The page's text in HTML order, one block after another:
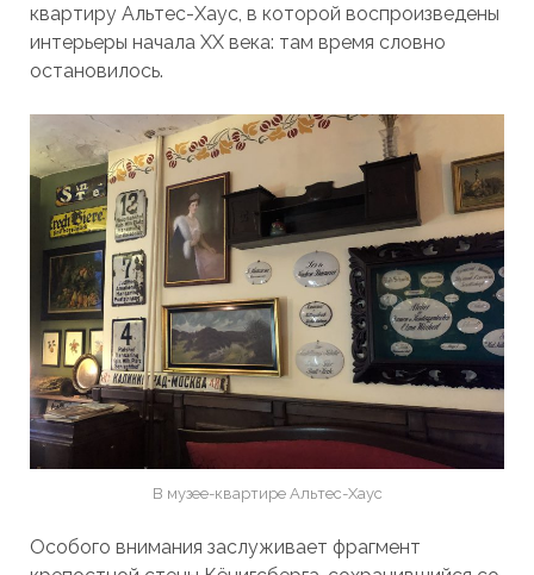
квартиру Альтес-Хаус, в которой воспроизведены
интерьеры начала XX века: там время словно
остановилось.
В музее-квартире Альтес-Хаус
Особого внимания заслуживает фрагмент